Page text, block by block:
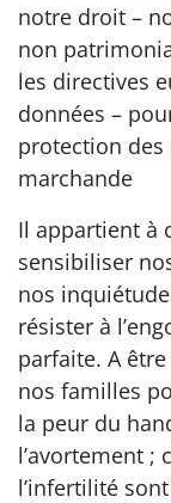
notre droit –
non
les directives
données –
protection des
marchande
Il appartient à
sensibiliser
nos
résister à
parfaite. A
nos familles
la peur du
l’avortement ;
l’infertilité